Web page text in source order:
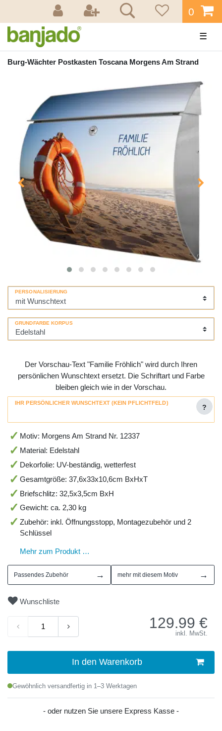
0
☰
Burg-Wächter Postkasten Toscana Morgens Am Strand
PERSONALISIERUNG
GRUNDFARBE KORPUS
Der Vorschau-Text "Familie Fröhlich" wird durch Ihren
persönlichen Wunschtext ersetzt. Die Schriftart und Farbe
bleiben gleich wie in der Vorschau.
IHR PERSÖNLICHER WUNSCHTEXT (KEIN PFLICHTFELD)
?
Motiv: Morgens Am Strand Nr. 12337
Material: Edelstahl
Dekorfolie: UV-beständig, wetterfest
Gesamtgröße: 37,6x33x10,6cm BxHxT
Briefschlitz: 32,5x3,5cm BxH
Gewicht: ca. 2,30 kg
Zubehör: inkl. Öffnungsstopp, Montagezubehör und 2
Schlüssel
Mehr zum Produkt …
Passendes Zubehör → mehr mit diesem Motiv →
Wunschliste
129.99 €
inkl. MwSt.
In den Warenkorb
Gewöhnlich versandfertig in 1–3 Werktagen
- oder nutzen Sie unsere Express Kasse -